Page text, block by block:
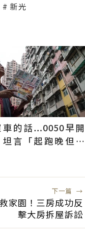
新光
的話...0050早開
言「起跑晚但踏
下一篇 →
家園！三房成功反
擊大房拆屋訴訟